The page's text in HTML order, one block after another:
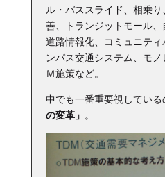
ル・バススライド、相乗
善、トランジットモール
道路情報化、コミュニテ
ンパス交通システム、モ
Ｍ施策など。
中でも一番重要視している
の変革」 。